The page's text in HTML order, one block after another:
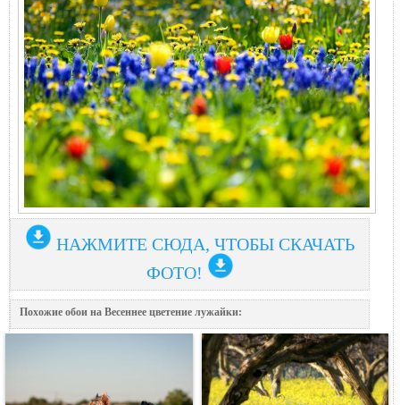
НАЖМИТЕ СЮДА, ЧТОБЫ СКАЧАТЬ
ФОТО!
Похожие обои на Весеннее цветение лужaйки: